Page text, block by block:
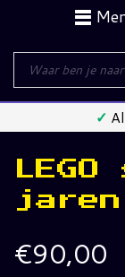
Producten
zoeken
✓
jaren
€90,00